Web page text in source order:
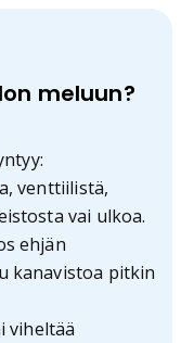
meluun?
venttiilistä,
vai ulkoa.
ehjän
kanavistoa pitkin
viheltää